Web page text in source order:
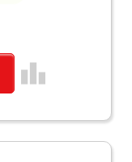
leaderboard